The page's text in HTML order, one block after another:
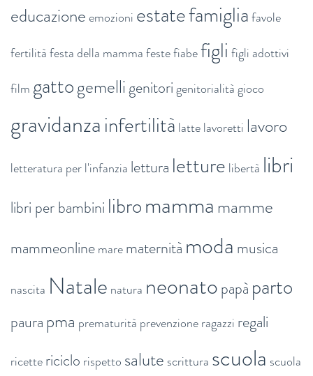
educazioneemozioni estatefamigliafavole
fertilitàfesta della mammafestefiabefigli figli adottivi
film gattogemelligenitorigenitorialitàgioco
gravidanzainfertilità lattelavoretti lavoro
letteratura per l'infanzia lettura letture libertà libri
libri per bambini libromamma mamme
mammeonlinemarematernità moda musica
nascita Natale natura neonatopapà parto
paura pma prematurità prevenzioneragazzi regali
ricettericiclo rispetto salute scrittura scuola scuola